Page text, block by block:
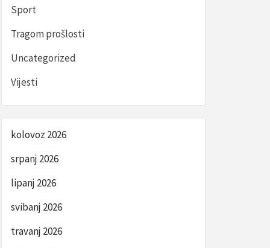
Sport
Tragom prošlosti
Uncategorized
Vijesti
kolovoz 2026
srpanj 2026
lipanj 2026
svibanj 2026
travanj 2026